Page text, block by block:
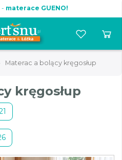
- materace GUENO!
Materac a bolący kręgosłup
kręgosłup